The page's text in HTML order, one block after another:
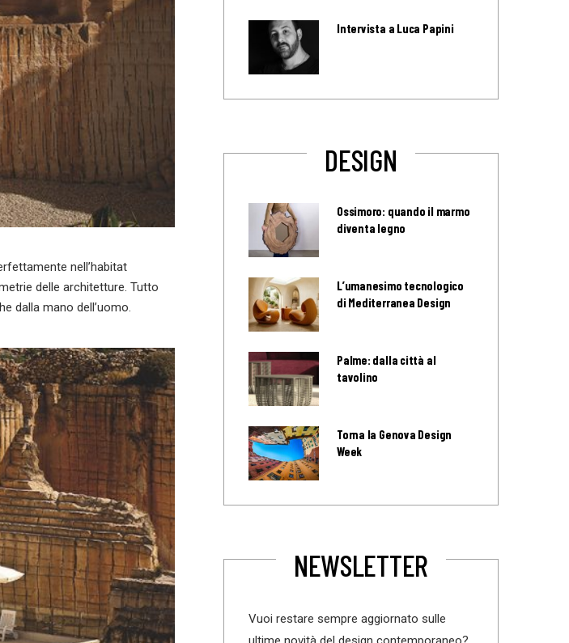
nell’habitat
delle architetture. Tutto
dalla mano dell’uomo.
Intervista a Luca Papini
DESIGN
Ossimoro: quando il marmo
diventa legno
L’umanesimo tecnologico
di Mediterranea Design
Palme: dalla città al
tavolino
Torna la Genova Design
Week
NEWSLETTER
Vuoi restare sempre aggiornato sulle